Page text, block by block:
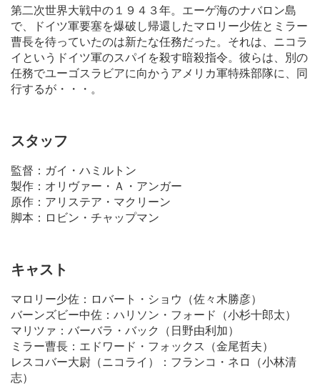
第二次世界大戦中の１９４３年。エーゲ海のナバロン島
で、ドイツ軍要塞を爆破し帰還したマロリー少佐とミラー
曹長を待っていたのは新たな任務だった。それは、ニコラ
イというドイツ軍のスパイを殺す暗殺指令。彼らは、別の
任務でユーゴスラビアに向かうアメリカ軍特殊部隊に、同
行するが・・・。
スタッフ
監督：ガイ・ハミルトン
製作：オリヴァー・Ａ・アンガー
原作：アリステア・マクリーン
脚本：ロビン・チャップマン
キャスト
マロリー少佐：ロバート・ショウ（佐々木勝彦）
バーンズビー中佐：ハリソン・フォード（小杉十郎太）
マリツァ：バーバラ・バック（日野由利加）
ミラー曹長：エドワード・フォックス（金尾哲夫）
レスコバー大尉（ニコライ）：フランコ・ネロ（小林清
志）